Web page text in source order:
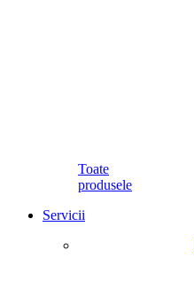
Toate
produsele
Servicii